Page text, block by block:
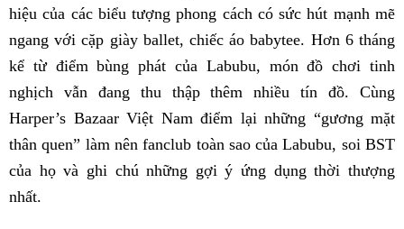
hiệu của các biểu tượng phong cách có sức hút mạnh mẽ
ngang với cặp giày ballet, chiếc áo babytee. Hơn 6 tháng
kể từ điểm bùng phát của Labubu, món đồ chơi tinh
nghịch vẫn đang thu thập thêm nhiều tín đồ. Cùng
Harper’s Bazaar Việt Nam điểm lại những “gương mặt
thân quen” làm nên fanclub toàn sao của Labubu, soi BST
của họ và ghi chú những gợi ý ứng dụng thời thượng
nhất.